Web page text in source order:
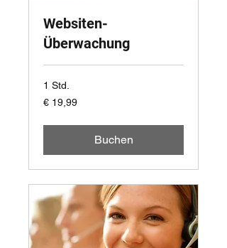
Websiten-
Überwachung
1 Std.
19,99
Euro
€ 19,99
Buchen